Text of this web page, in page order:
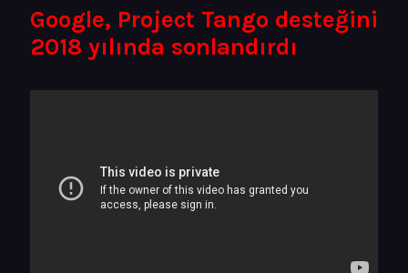
Google, Project Tango desteğini
2018 yılında sonlandırdı